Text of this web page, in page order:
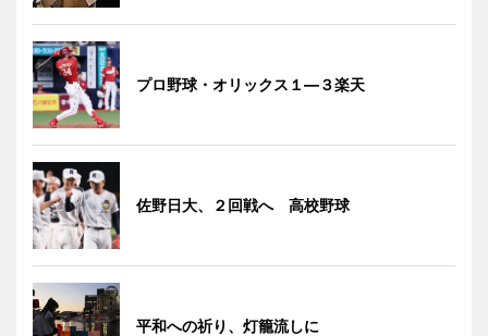
プロ野球・オリックス１―３楽天
佐野日大、２回戦へ 高校野球
平和への祈り、灯籠流しに